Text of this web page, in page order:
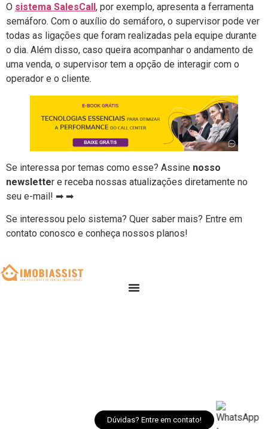
O sistema SalesCall, por exemplo, apresenta a ferramenta
semáforo. Com o auxílio do semáforo, o supervisor pode ver
todas as ligações que foram realizadas pela equipe durante
o dia. Além disso, caso queira acompanhar o andamento de
uma venda, o supervisor tem a opção de interagir com o
operador e o cliente.
Se interessa por temas como esse? Assine nosso
newsletter e receba nossas atualizações diretamente no
seu e-mail! ➡ ➡
Se interessou pelo sistema? Quer saber mais? Entre em
contato conosco e conheça nossos planos!
Dúvidas? Entre em contato!